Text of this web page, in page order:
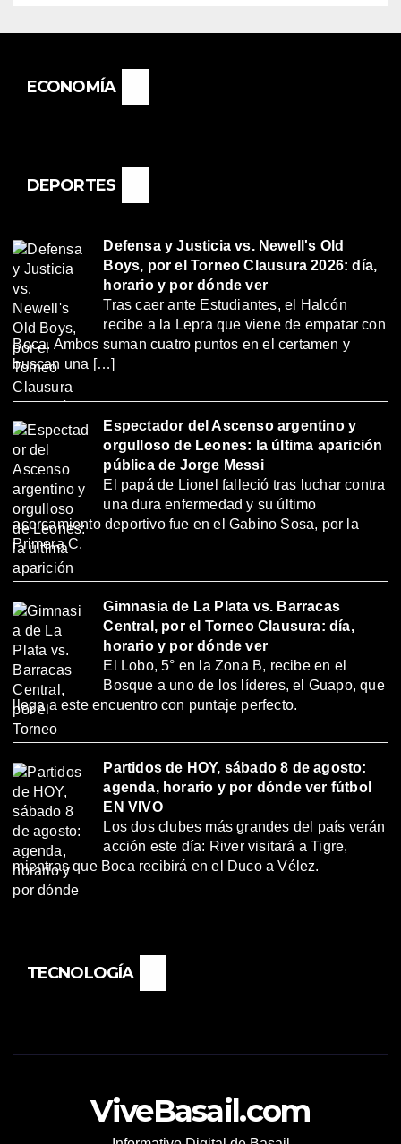
ECONOMÍA
DEPORTES
Defensa y Justicia vs. Newell's Old
Boys, por el Torneo Clausura 2026: día,
horario y por dónde ver
Tras caer ante Estudiantes, el Halcón
recibe a la Lepra que viene de empatar con
Boca. Ambos suman cuatro puntos en el certamen y
buscan una […]
Espectador del Ascenso argentino y
orgulloso de Leones: la última aparición
pública de Jorge Messi
El papá de Lionel falleció tras luchar contra
una dura enfermedad y su último
acercamiento deportivo fue en el Gabino Sosa, por la
Primera C.
Gimnasia de La Plata vs. Barracas
Central, por el Torneo Clausura: día,
horario y por dónde ver
El Lobo, 5° en la Zona B, recibe en el
Bosque a uno de los líderes, el Guapo, que
llega a este encuentro con puntaje perfecto.
Partidos de HOY, sábado 8 de agosto:
agenda, horario y por dónde ver fútbol
EN VIVO
Los dos clubes más grandes del país verán
acción este día: River visitará a Tigre,
mientras que Boca recibirá en el Duco a Vélez.
TECNOLOGÍA
ViveBasail.com